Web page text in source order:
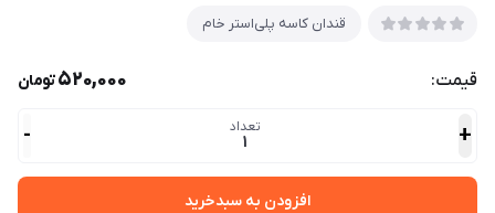
قندان کاسه پلی‌استر خام
قیمت: 520,000تومان
+ تعداد
1
-
افزودن به سبدخرید